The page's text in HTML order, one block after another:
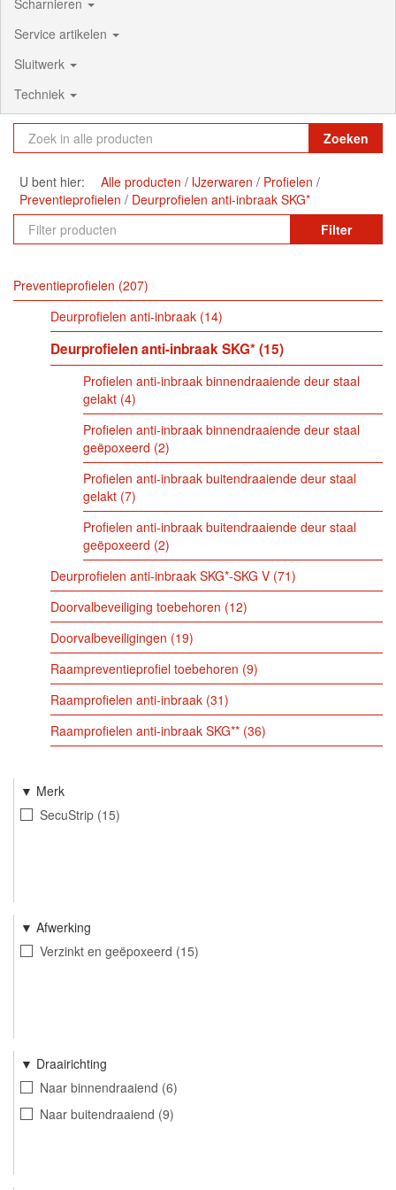
Service artikelen
Sluitwerk
Techniek
Zoeken
U bent hier: Alle producten IJzerwaren
Profielen
Preventieprofielen
Deurprofielen anti-inbraak SKG*
Filter
Preventieprofielen 207
Deurprofielen anti-inbraak 14
Deurprofielen anti-inbraak SKG* 15
Profielen anti-inbraak binnendraaiende deur staal
gelakt 4
Profielen anti-inbraak binnendraaiende deur staal
geëpoxeerd 2
Profielen anti-inbraak buitendraaiende deur staal
gelakt 7
Profielen anti-inbraak buitendraaiende deur staal
geëpoxeerd 2
Deurprofielen anti-inbraak SKG*-SKG V 71
Doorvalbeveiliging toebehoren 12
Doorvalbeveiligingen 19
Raampreventieprofiel toebehoren 9
Raamprofielen anti-inbraak 31
Raamprofielen anti-inbraak SKG** 36
Merk
SecuStrip 15
Afwerking
Verzinkt en geëpoxeerd 15
Draairichting
Naar binnendraaiend 6
Naar buitendraaiend 9